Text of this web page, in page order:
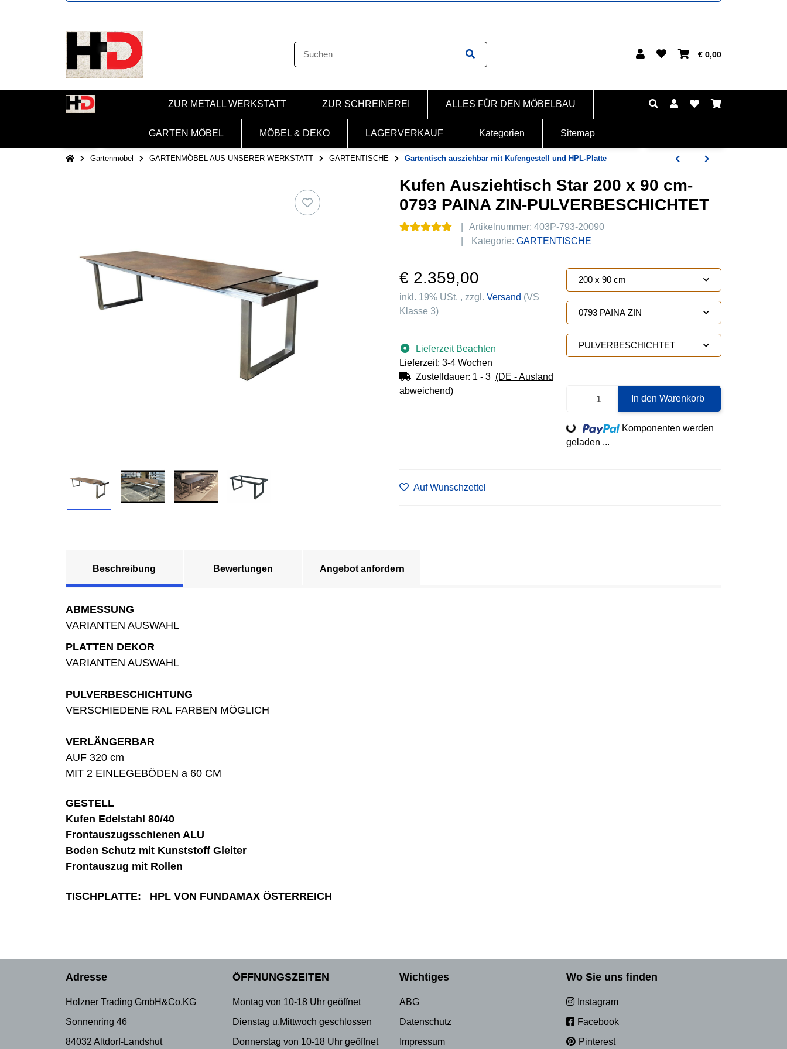
€ 0,00
ZUR METALL WERKSTATT ZUR SCHREINEREI ALLES FÜR DEN MÖBELBAU
GARTEN MÖBEL MÖBEL & DEKO LAGERVERKAUF Kategorien Sitemap
Gartenmöbel GARTENMÖBEL AUS UNSERER WERKSTATT GARTENTISCHE Gartentisch ausziehbar mit Kufengestell und HPL-Platte
Kufen Ausziehtisch Star 200 x 90 cm-
0793 PAINA ZIN-PULVERBESCHICHTET
Artikelnummer: 403P-793-20090
Kategorie: GARTENTISCHE
€ 2.359,00
inkl. 19% USt. , zzgl. Versand (VS
Klasse 3)
Lieferzeit Beachten
Lieferzeit: 3-4 Wochen
Zustelldauer: 1 - 3 (DE - Ausland
abweichend)
200 x 90 cm
0793 PAINA ZIN
PULVERBESCHICHTET
In den Warenkorb
Loading...
Komponenten werden
geladen ...
Auf Wunschzettel
Beschreibung Bewertungen Angebot anfordern
ABMESSUNG
VARIANTEN AUSWAHL
PLATTEN DEKOR
VARIANTEN AUSWAHL
PULVERBESCHICHTUNG
VERSCHIEDENE RAL FARBEN MÖGLICH
VERLÄNGERBAR
AUF 320 cm
MIT 2 EINLEGEBÖDEN a 60 CM
GESTELL
Kufen Edelstahl 80/40
Frontauszugsschienen ALU
Boden Schutz mit Kunststoff Gleiter
Frontauszug mit Rollen
TISCHPLATTE: HPL VON FUNDAMAX ÖSTERREICH
Adresse
Holzner Trading GmbH&Co.KG
Sonnenring 46
84032 Altdorf-Landshut
ÖFFNUNGSZEITEN
Montag von 10-18 Uhr geöffnet
Dienstag u.Mittwoch geschlossen
Donnerstag von 10-18 Uhr geöffnet
Wichtiges
ABG
Datenschutz
Impressum
Wo Sie uns finden
Instagram
Facebook
Pinterest